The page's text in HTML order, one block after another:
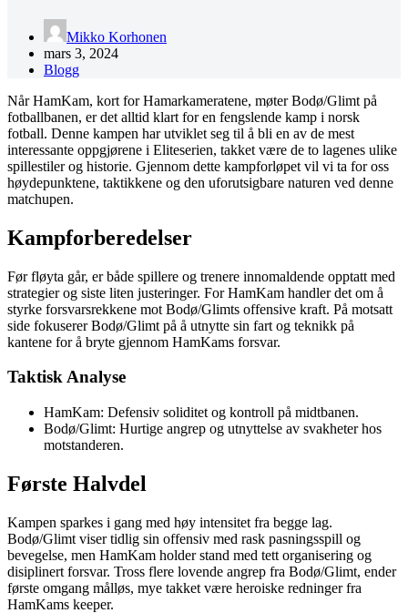
Mikko Korhonen
mars 3, 2024
Blogg
Når HamKam, kort for Hamarkameratene, møter Bodø/Glimt på
fotballbanen, er det alltid klart for en fengslende kamp i norsk
fotball. Denne kampen har utviklet seg til å bli en av de mest
interessante oppgjørene i Eliteserien, takket være de to lagenes ulike
spillestiler og historie. Gjennom dette kampforløpet vil vi ta for oss
høydepunktene, taktikkene og den uforutsigbare naturen ved denne
matchupen.
Kampforberedelser
Før fløyta går, er både spillere og trenere innomaldende opptatt med
strategier og siste liten justeringer. For HamKam handler det om å
styrke forsvarsrekkene mot Bodø/Glimts offensive kraft. På motsatt
side fokuserer Bodø/Glimt på å utnytte sin fart og teknikk på
kantene for å bryte gjennom HamKams forsvar.
Taktisk Analyse
HamKam: Defensiv soliditet og kontroll på midtbanen.
Bodø/Glimt: Hurtige angrep og utnyttelse av svakheter hos
motstanderen.
Første Halvdel
Kampen sparkes i gang med høy intensitet fra begge lag.
Bodø/Glimt viser tidlig sin offensiv med rask pasningsspill og
bevegelse, men HamKam holder stand med tett organisering og
disiplinert forsvar. Tross flere lovende angrep fra Bodø/Glimt, ender
første omgang målløs, mye takket være heroiske redninger fra
HamKams keeper.